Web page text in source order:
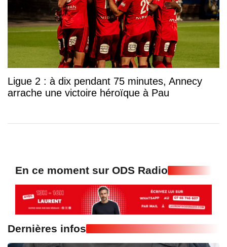
Ligue 2 : à dix pendant 75 minutes, Annecy
arrache une victoire héroïque à Pau
En ce moment sur ODS Radio
Dernières infos